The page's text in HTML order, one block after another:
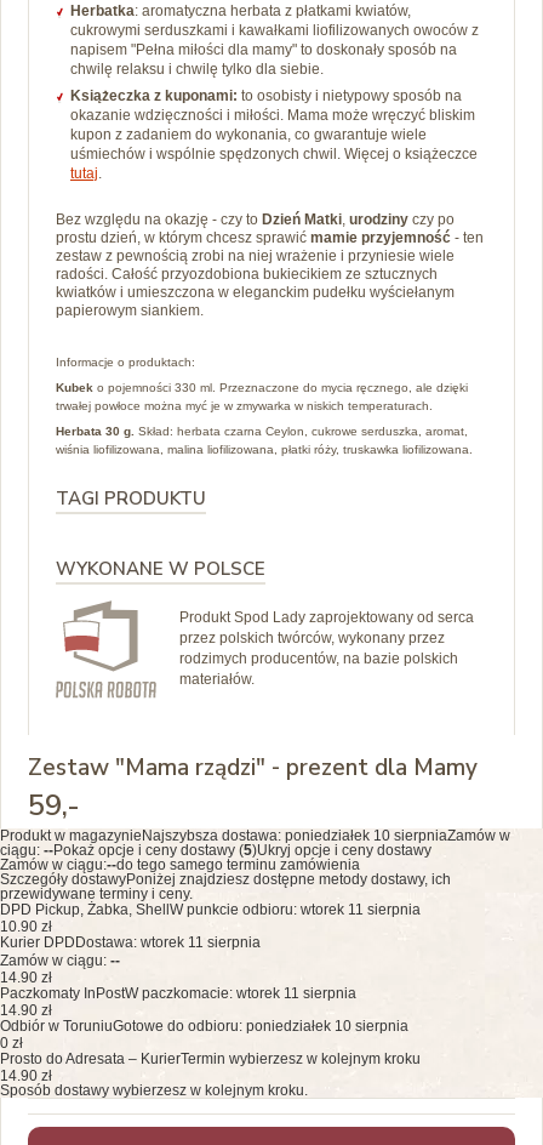
Herbatka: aromatyczna herbata z płatkami kwiatów,
cukrowymi serduszkami i kawałkami liofilizowanych owoców z
napisem "Pełna miłości dla mamy" to doskonały sposób na
chwilę relaksu i chwilę tylko dla siebie.
Książeczka z kuponami: to osobisty i nietypowy sposób na
okazanie wdzięczności i miłości. Mama może wręczyć bliskim
kupon z zadaniem do wykonania, co gwarantuje wiele
uśmiechów i wspólnie spędzonych chwil. Więcej o książeczce
tutaj.
Bez względu na okazję - czy to Dzień Matki, urodziny czy po
prostu dzień, w którym chcesz sprawić mamie przyjemność - ten
zestaw z pewnością zrobi na niej wrażenie i przyniesie wiele
radości. Całość przyozdobiona bukiecikiem ze sztucznych
kwiatków i umieszczona w eleganckim pudełku wyściełanym
papierowym siankiem.
Informacje o produktach:
Kubek o pojemności 330 ml. Przeznaczone do mycia ręcznego, ale dzięki
trwałej powłoce można myć je w zmywarka w niskich temperaturach.
Herbata 30 g. Skład: herbata czarna Ceylon, cukrowe serduszka, aromat,
wiśnia liofilizowana, malina liofilizowana, płatki róży, truskawka liofilizowana.
TAGI PRODUKTU
WYKONANE W POLSCE
Produkt Spod Lady zaprojektowany od serca
przez polskich twórców, wykonany przez
rodzimych producentów, na bazie polskich
materiałów.
Zestaw "Mama rządzi" - prezent dla Mamy
59,-
Produkt w magazynie Najszybsza dostawa: poniedziałek 10 sierpniaZamów w
ciągu: --Pokaż opcje i ceny dostawy (5)Ukryj opcje i ceny dostawy
Zamów w ciągu:--do tego samego terminu zamówienia
Szczegóły dostawyPoniżej znajdziesz dostępne metody dostawy, ich
przewidywane terminy i ceny.
DPD Pickup, Żabka, Shell W punkcie odbioru: wtorek 11 sierpnia
10.90 zł
Kurier DPD Dostawa: wtorek 11 sierpnia
Zamów w ciągu: --
14.90 zł
Paczkomaty InPostW paczkomacie: wtorek 11 sierpnia
14.90 zł
Odbiór w ToruniuGotowe do odbioru: poniedziałek 10 sierpnia
0 zł
Prosto do Adresata – KurierTermin wybierzesz w kolejnym kroku
14.90 zł
Sposób dostawy wybierzesz w kolejnym kroku.